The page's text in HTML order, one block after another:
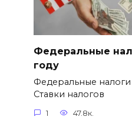
Федеральные
году
Федеральные
Ставки налогов
1 47.8к.